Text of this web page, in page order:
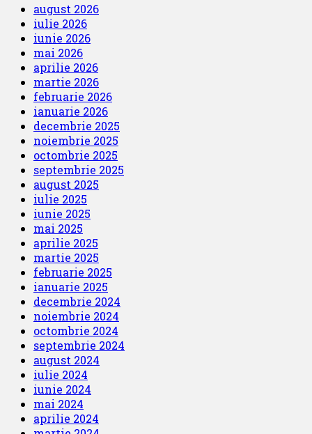
august 2026
iulie 2026
iunie 2026
mai 2026
aprilie 2026
martie 2026
februarie 2026
ianuarie 2026
decembrie 2025
noiembrie 2025
octombrie 2025
septembrie 2025
august 2025
iulie 2025
iunie 2025
mai 2025
aprilie 2025
martie 2025
februarie 2025
ianuarie 2025
decembrie 2024
noiembrie 2024
octombrie 2024
septembrie 2024
august 2024
iulie 2024
iunie 2024
mai 2024
aprilie 2024